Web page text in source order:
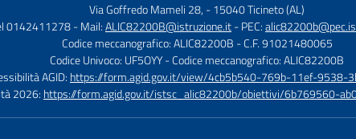
Via Goffredo Mameli 28, -15040 Ticineto (AL)
0142411278- Mail:ALIC82200B@istruzione.it- PEC:
Codice meccanografico: ALIC82200B - C.F. 91021480065
Codice Univoco: UF5OYY- Codice meccanografico: ALIC82200B
AGID: https://form.agid.gov.it/view/4cb5b540-769b-11ef-9538-
2026: https://form.agid.gov.it/istsc_alic82200b/obiettivi/6b769560-